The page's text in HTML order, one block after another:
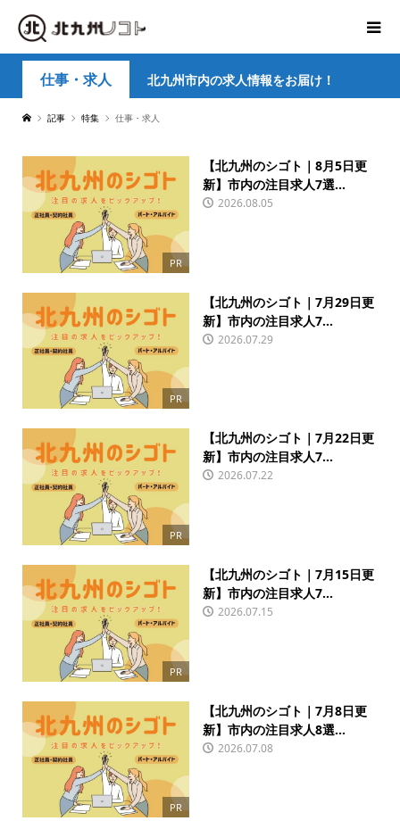
仕事・求人 北九州市内の求人情報をお届け！
記事 特集 仕事・求人
PR
【北九州のシゴト｜8月5日更
新】市内の注目求人7選...
2026.08.05
PR
【北九州のシゴト｜7月29日更
新】市内の注目求人7...
2026.07.29
PR
【北九州のシゴト｜7月22日更
新】市内の注目求人7...
2026.07.22
PR
【北九州のシゴト｜7月15日更
新】市内の注目求人7...
2026.07.15
PR
【北九州のシゴト｜7月8日更
新】市内の注目求人8選...
2026.07.08